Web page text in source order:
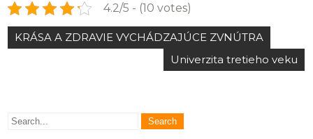
4.2/5 - (10 votes)
Navigace
KRÁSA A ZDRAVIE VYCHÁDZAJÚCE ZVNÚTRA
Univerzita tretieho veku